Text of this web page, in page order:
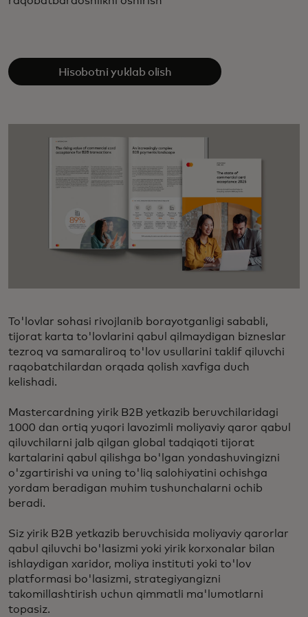
Hisobotni yuklab olish
To'lovlar sohasi rivojlanib borayotganligi sababli,
tijorat karta to'lovlarini qabul qilmaydigan bizneslar
tezroq va samaraliroq to'lov usullarini taklif qiluvchi
raqobatchilardan orqada qolish xavfiga duch
kelishadi.
Mastercardning yirik B2B yetkazib beruvchilaridagi
1000 dan ortiq yuqori lavozimli moliyaviy qaror qabul
qiluvchilarni jalb qilgan global tadqiqoti tijorat
kartalarini qabul qilishga bo'lgan yondashuvingizni
o'zgartirishi va uning to'liq salohiyatini ochishga
yordam beradigan muhim tushunchalarni ochib
beradi.
Siz yirik B2B yetkazib beruvchisida moliyaviy qarorlar
qabul qiluvchi bo'lasizmi yoki yirik korxonalar bilan
ishlaydigan xaridor, moliya instituti yoki to'lov
platformasi bo'lasizmi, strategiyangizni
takomillashtirish uchun qimmatli ma'lumotlarni
topasiz.